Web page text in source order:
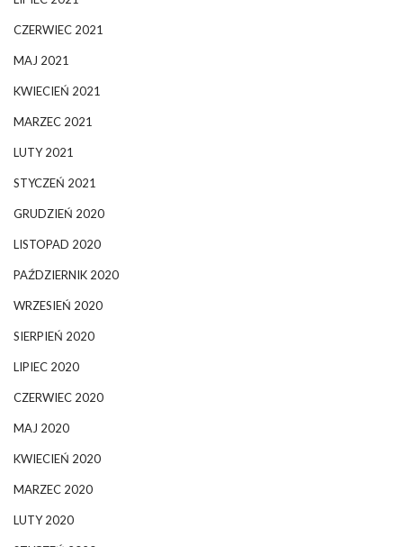
CZERWIEC 2021
MAJ 2021
KWIECIEŃ 2021
MARZEC 2021
LUTY 2021
STYCZEŃ 2021
GRUDZIEŃ 2020
LISTOPAD 2020
PAŹDZIERNIK 2020
WRZESIEŃ 2020
SIERPIEŃ 2020
LIPIEC 2020
CZERWIEC 2020
MAJ 2020
KWIECIEŃ 2020
MARZEC 2020
LUTY 2020